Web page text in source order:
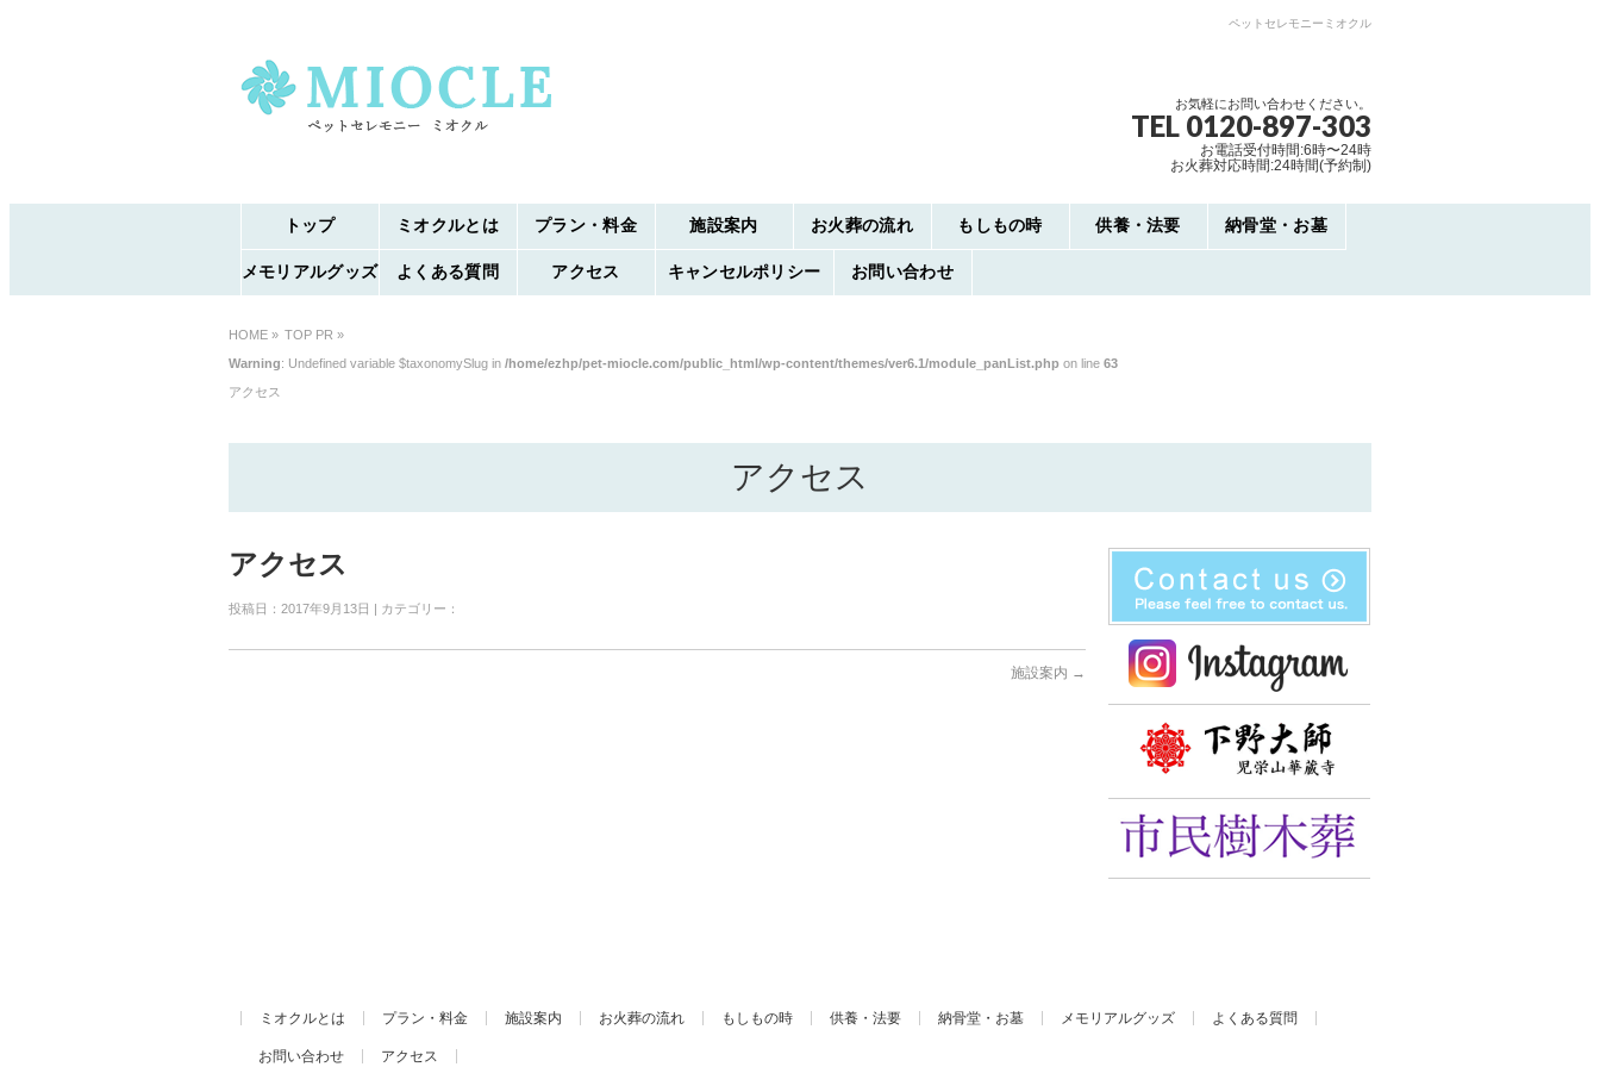
ペットセレモニーミオクル
お気軽にお問い合わせください。
TEL 0120-897-303
お電話受付時間:6時〜24時
お火葬対応時間:24時間(予約制)
トップ ミオクルとは プラン・料金 施設案内 お火葬の流れ もしもの時 供養・法要 納骨堂・お墓
メモリアルグッズ よくある質問 アクセス キャンセルポリシー お問い合わせ
HOME » TOP PR »
Warning: Undefined variable $taxonomySlug in /home/ezhp/pet-miocle.com/public_html/wp-content/themes/ver6.1/module_panList.php on line 63
アクセス
アクセス
アクセス
投稿日：2017年9月13日 | カテゴリー：
施設案内 →
ミオクルとは プラン・料金 施設案内 お火葬の流れ もしもの時 供養・法要 納骨堂・お墓 メモリアルグッズ よくある質問
お問い合わせ アクセス